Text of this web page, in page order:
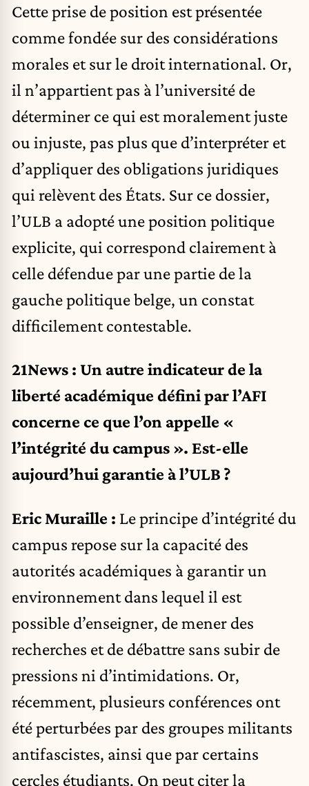
Cette prise de position est présentée
comme fondée sur des considérations
morales et sur le droit international. Or,
il n’appartient pas à l’université de
déterminer ce qui est moralement juste
ou injuste, pas plus que d’interpréter et
d’appliquer des obligations juridiques
qui relèvent des États. Sur ce dossier,
l’ULB a adopté une position politique
explicite, qui correspond clairement à
celle défendue par une partie de la
gauche politique belge, un constat
difficilement contestable.
21News : Un autre indicateur de la
liberté académique défini par l’AFI
concerne ce que l’on appelle «
l’intégrité du campus ». Est-elle
aujourd’hui garantie à l’ULB ?
Eric Muraille : Le principe d’intégrité du
campus repose sur la capacité des
autorités académiques à garantir un
environnement dans lequel il est
possible d’enseigner, de mener des
recherches et de débattre sans subir de
pressions ni d’intimidations. Or,
récemment, plusieurs conférences ont
été perturbées par des groupes militants
antifascistes, ainsi que par certains
cercles étudiants. On peut citer la